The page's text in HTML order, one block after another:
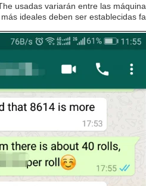
usadas variarán entre las
ideales deben ser establecidas